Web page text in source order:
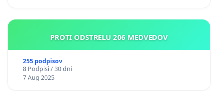
PROTI ODSTRELU 206 MEDVEDOV
255 podpisov
8 Podpisi / 30 dni
7 Aug 2025